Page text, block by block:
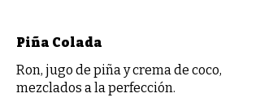
Piña Colada
Ron, jugo de piña y crema de coco,
mezclados a la perfección.